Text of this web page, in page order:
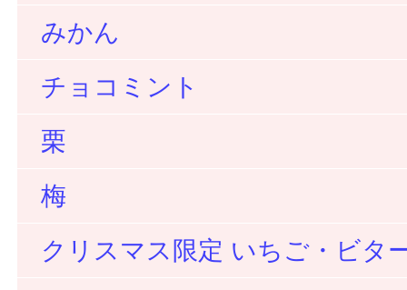
みかん
チョコミント
栗
梅
クリスマス限定 いちご・ビタ